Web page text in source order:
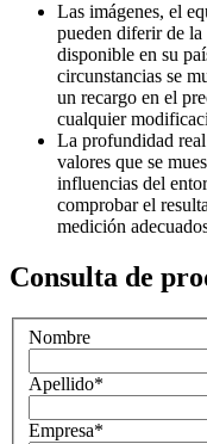
Las imágenes, el
pueden diferir de la
disponible en su
circunstancias se
un recargo en el
cualquier
La profundidad
valores que se
influencias del
comprobar el
medición
Consulta de
Nombre
Apellido*
Empresa*